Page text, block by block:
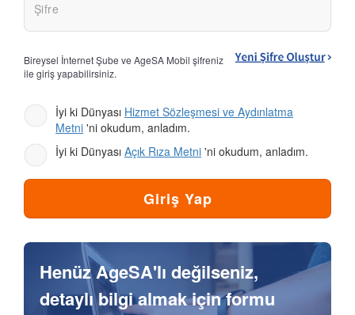
Şifre
Bireysel İnternet Şube ve AgeSA Mobil şifreniz
ile giriş yapabilirsiniz.
İyi ki Dünyası Hizmet Sözleşmesi ve Aydınlatma
Metni 'ni okudum, anladım.
İyi ki Dünyası Açık Rıza Metni 'ni okudum, anladım.
Henüz AgeSA'lı değilseniz,
detaylı bilgi almak için formu